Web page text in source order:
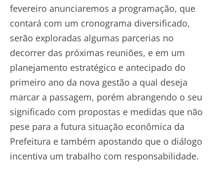
fevereiro anunciaremos a programação, que
contará com um cronograma diversificado,
serão exploradas algumas parcerias no
decorrer das próximas reuniões, e em um
planejamento estratégico e antecipado do
primeiro ano da nova gestão a qual deseja
marcar a passagem, porém abrangendo o seu
significado com propostas e medidas que não
pese para a futura situação econômica da
Prefeitura e também apostando que o diálogo
incentiva um trabalho com responsabilidade.